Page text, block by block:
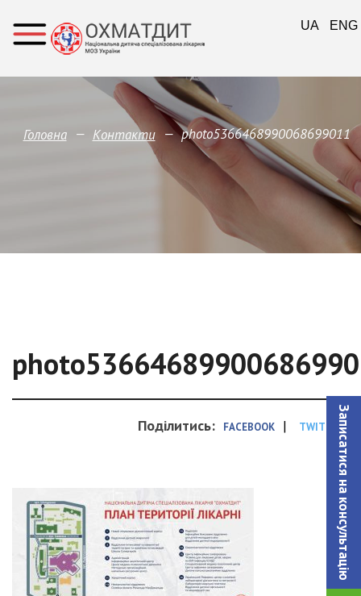
Записатися на консультацiю
Головна — Контакти — photo5366468990068699011
Поділитись: FACEBOOK | TWITTER
UA ENG